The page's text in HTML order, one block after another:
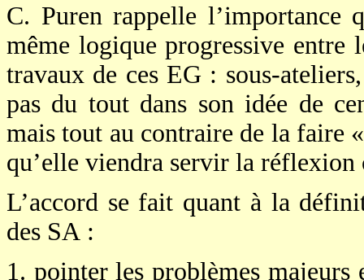
C. Puren rappelle l’importance
même logique progressive entre
travaux de ces EG : sous-
pas du tout dans son idée de
mais tout au contraire de la faire
qu’elle viendra servir la
L’accord se fait quant à la
des SA :
1. pointer les problèmes majeurs